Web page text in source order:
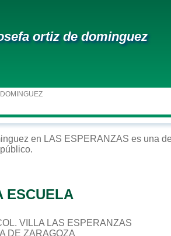
ortiz de dominguez
en LAS ESPERANZAS es una
público.
ESCUELA
VILLA LAS ESPERANZAS
DE ZARAGOZA